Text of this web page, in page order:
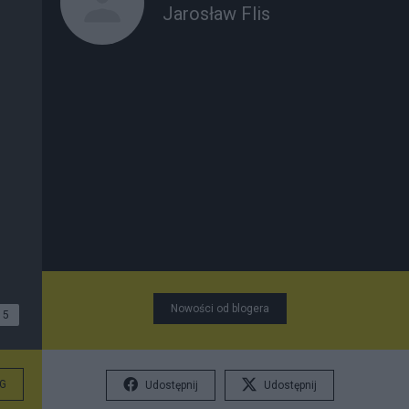
5
Jarosław Flis
Nowości od blogera
Udostępnij Udostępnij